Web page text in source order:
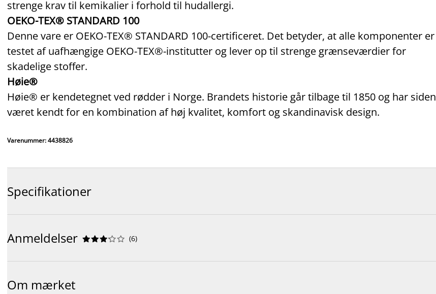
strenge krav til kemikalier i forhold til hudallergi.
OEKO-TEX® STANDARD 100
Denne vare er OEKO‑TEX® STANDARD 100‑certificeret. Det betyder, at alle komponenter er
testet af uafhængige OEKO‑TEX®‑institutter og lever op til strenge grænseværdier for
skadelige stoffer.
Høie®
Høie® er kendetegnet ved rødder i Norge. Brandets historie går tilbage til 1850 og har siden
været kendt for en kombination af høj kvalitet, komfort og skandinavisk design.
Varenummer: 4438826
Specifikationer
Anmeldelser 




 (6)
Om mærket